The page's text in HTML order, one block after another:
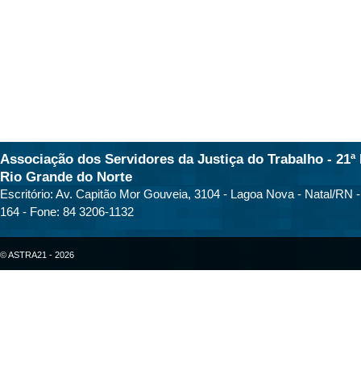
Associação dos Servidores da Justiça do Trabalho - 21ª
Rio Grande do Norte
Escritório: Av. Capitão Mor Gouveia, 3104 - Lagoa Nova - Natal/RN
164 - Fone: 84 3206-1132
© ASTRA21 - 2026